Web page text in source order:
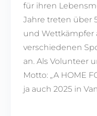
für ihren
Jahre treten über
und Wettkämpfer
verschiedenen
an. Als Volunteer
Motto: „A HOME
ja auch 2025 in